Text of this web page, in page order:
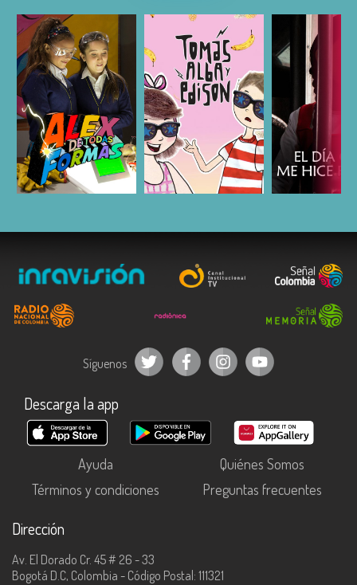
ESCUCHAR ESCUCHAR
Síguenos
Descarga la app
Ayuda
Quiénes Somos
Términos y condiciones
Preguntas frecuentes
Dirección
Av. El Dorado Cr. 45 # 26 - 33
Bogotá D.C, Colombia - Código Postal: 111321